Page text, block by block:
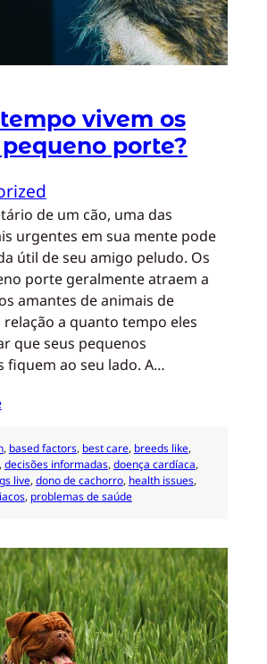
vivem os
porte?
de um cão, uma das
urgentes em sua mente pode
útil de seu amigo peludo. Os
porte geralmente atraem a
amantes de animais de
relação a quanto tempo eles
que seus pequenos
fiquem ao seu lado. A…
, based factors, best care, breeds like
decisões informadas, doença cardíaca
live, dono de cachorro, health issues
, problemas de saúde